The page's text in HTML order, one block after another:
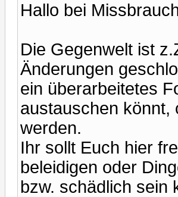
Hallo bei
Die Gegenwelt ist
Änderungen
ein überarbeitetes
austauschen könnt,
werden.
Ihr sollt Euch hier
beleidigen oder
bzw. schädlich sein